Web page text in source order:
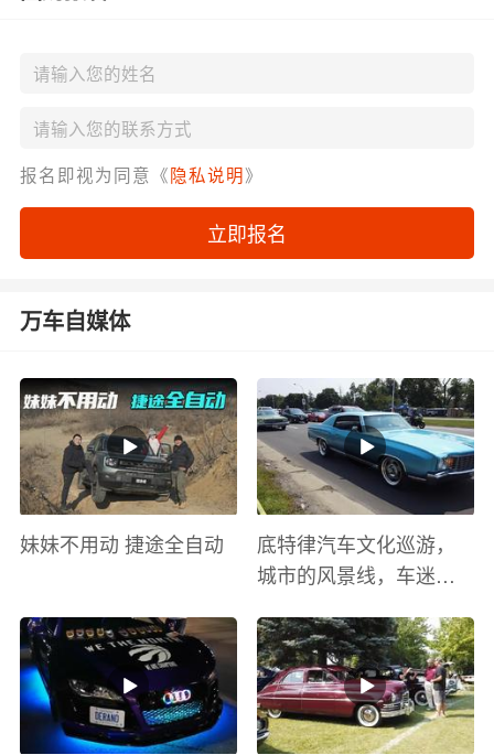
报名即视为同意《隐私说明》
立即报名
万车自媒体
妹妹不用动 捷途全自动
底特律汽车文化巡游，
城市的风景线，车迷的